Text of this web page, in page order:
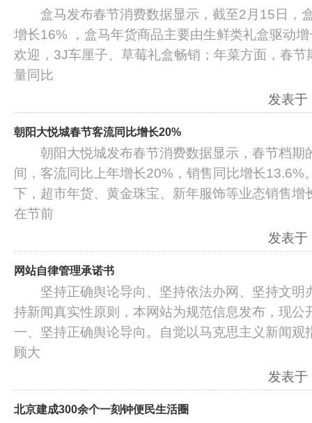
盒马发布春节消费数据显示，截至2月15日，
增长16% ，盒马年货商品主要由生鲜类礼盒驱动
欢迎，3J车厘子、草莓礼盒畅销；年菜方面，春
量同比
发表
朝阳大悦城春节客流同比增长20%
朝阳大悦城发布春节消费数据显示，春节档期
间，客流同比上年增长20%，销售同比增长13.6%
下，超市年货、黄金珠宝、新年服饰等业态销
在节前
发表
网站自律管理承诺书
坚持正确舆论导向、坚持依法办网、坚持文明
持新闻真实性原则，本网站为规范信息发布，
一、坚持正确舆论导向。自觉以马克思主义新闻观
顾大
发表
北京建成300余个一刻钟便民生活圈